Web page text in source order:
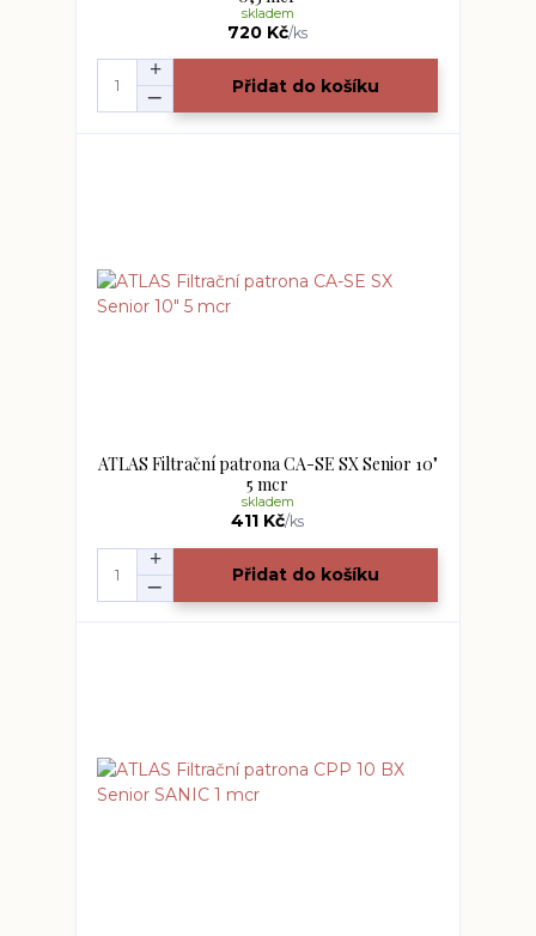
720 Kč/ks
skladem
Přidat do košíku
ATLAS Filtrační patrona CA-SE SX Senior 10"
5 mcr
411 Kč/ks
skladem
Přidat do košíku